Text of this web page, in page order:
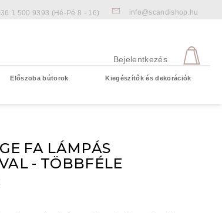
1 500 9393 (Hé-Pé 8 - 16) info@scandishop.hu
Bejelentkezés
Előszoba bútorok Kiegészítők és dekorációk
FA LÁMPÁS
- TÖBBFÉLE